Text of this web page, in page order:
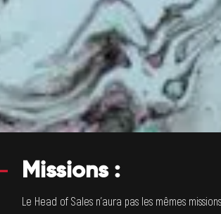
Missions :
Le Head of Sales n’aura pas les mêmes